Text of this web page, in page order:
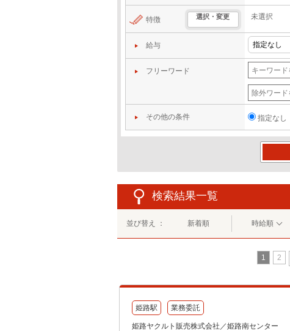
特徴 選択・変更 未選択
給与
フリーワード
その他の条件 指定なし
検索結果一覧
並び替え ： 新着順 時給順
1 2
姫路駅 業務委託
姫路ヤクルト販売株式会社／姫路南センター